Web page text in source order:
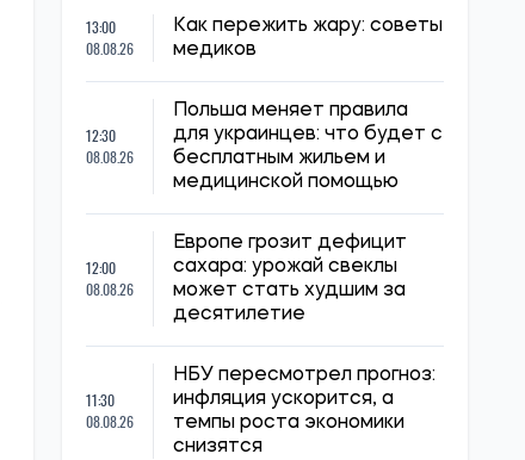
13:00
08.08.26
Как пережить жару: советы
медиков
12:30
08.08.26
Польша меняет правила
для украинцев: что будет с
бесплатным жильем и
медицинской помощью
12:00
08.08.26
Европе грозит дефицит
сахара: урожай свеклы
может стать худшим за
десятилетие
11:30
08.08.26
НБУ пересмотрел прогноз:
инфляция ускорится, а
темпы роста экономики
снизятся